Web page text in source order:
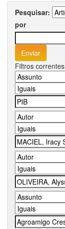
Pesquisar:
por
Filtros